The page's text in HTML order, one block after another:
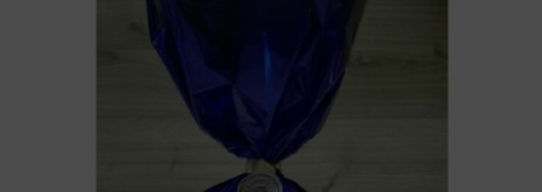
20,00 €